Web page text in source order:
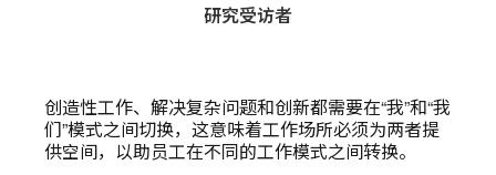
研究受访者
创造性工作、解决复杂问题和创新都需要在“我”和“我
们”模式之间切换，这意味着工作场所必须为两者提
供空间，以助员工在不同的工作模式之间转换。